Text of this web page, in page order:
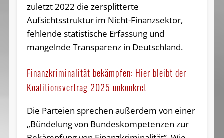
zuletzt 2022 die zersplitterte
Aufsichtsstruktur im Nicht-Finanzsektor,
fehlende statistische Erfassung und
mangelnde Transparenz in Deutschland.
Finanzkriminalität bekämpfen: Hier bleibt der
Koalitionsvertrag 2025 unkonkret
Die Parteien sprechen außerdem von einer
„Bündelung von Bundeskompetenzen zur